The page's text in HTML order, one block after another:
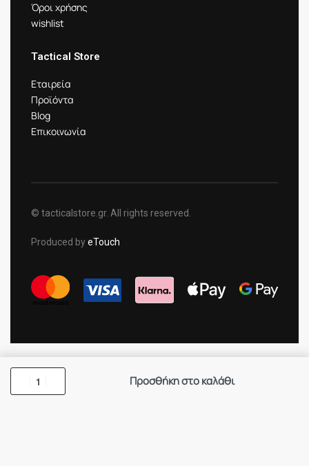
Όροι χρήσης
wishlist
Tactical Store
Εταιρεία
Προϊόντα
Blog
Επικοινωνία
© tacticalstore.gr. All rights reserved.
Produced byeTouch
Προσθήκη στο καλάθι